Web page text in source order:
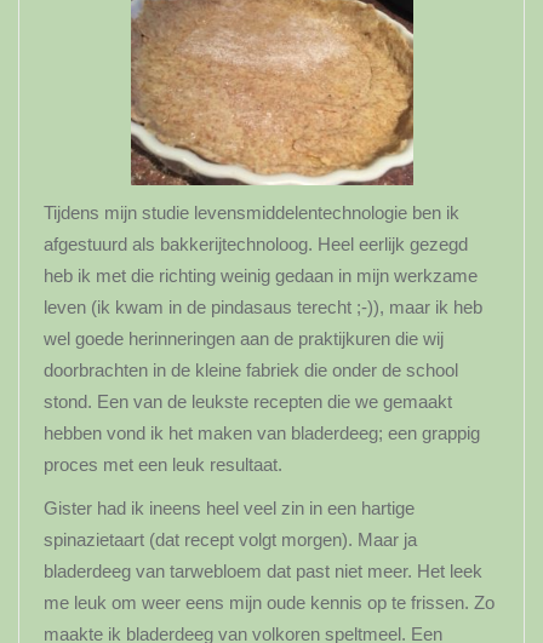
Tijdens mijn studie levensmiddelentechnologie ben ik
afgestuurd als bakkerijtechnoloog. Heel eerlijk gezegd
heb ik met die richting weinig gedaan in mijn werkzame
leven (ik kwam in de pindasaus terecht ;-)), maar ik heb
wel goede herinneringen aan de praktijkuren die wij
doorbrachten in de kleine fabriek die onder de school
stond. Een van de leukste recepten die we gemaakt
hebben vond ik het maken van bladerdeeg; een grappig
proces met een leuk resultaat.
Gister had ik ineens heel veel zin in een hartige
spinazietaart (dat recept volgt morgen). Maar ja
bladerdeeg van tarwebloem dat past niet meer. Het leek
me leuk om weer eens mijn oude kennis op te frissen. Zo
maakte ik bladerdeeg van volkoren speltmeel. Een